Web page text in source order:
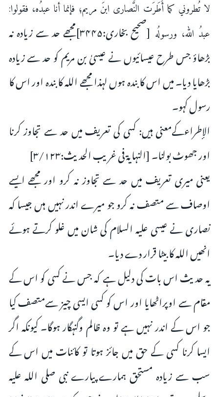
لا تُطروني كما أَطَرَت النَّصارى ابنَ مريم؛ فإنما أنا عبدُه، فقولوا:
عبدُ الله، ورسولُه
[صحیح بخارى:۳۴۴۵]مجھے حد سے زياده نہ
بڑھاؤ جس طرح عیسائیوں نے عیسیٰ بن مریم كو حد سے زیادہ
بڑھایا دیا۔ میں اس کا بندہ ہوں لہذا مجھے اللہ کا بندہ اور اس کا
رسول کہو۔
الإطراءکےمعنى ہیں: کسى کى تعریف میں حد سے تجاوز کرنا
اور جھوٹ بولنا۔ [النہایۃ فی غریب الحدیث:۳/۱۲۳]
یعنى میرى تعریف میں حد سے تجاوز نہ کرو اور مجھے ایسے
اوصاف سے متصف نہ کرو جو میرے اندر نہیں ہىں جیسا کہ
نصارى نے عیسى علیہ السلام کى شان میں غلو کرتے ہوئے
انھیں اللہ کا بیٹا قرار دے دیا۔
یہ حدیث اس بات کى دلیل ہے کہ جس نے کسى کو اس کے
مقام سے اوپراٹھایا اور اس کو کسى ایسى چیز سےمتصف کیا
جو اس کے اندر نہیں ہے تو وہ ظالم وگنہگار ہوگا۔ کیونکہ اگر
ایسا کرنا کسى کے حق میں جائز ہوتا تو کائنات میں اس کے
سب سے زیادہ مستحق ہمارے پیارے نبى صلى اللہ علیہ